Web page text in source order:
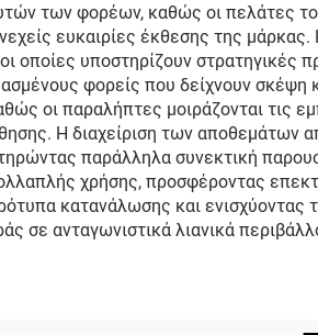
των φορέων, καθώς οι πελάτες
ευκαιρίες έκθεσης της
οποίες υποστηρίζουν
φορείς που δείχνουν σκέψη
οι παραλήπτες μοιράζονται τις
Η διαχείριση των αποθεμάτων
παράλληλα συνεκτική
χρήσης, προσφέροντας
κατανάλωσης και ενισχύοντας
σε ανταγωνιστικά λιανικά